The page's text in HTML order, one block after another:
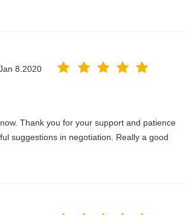
8.2020
Thank you for your support and patience
suggestions in negotiation. Really a good